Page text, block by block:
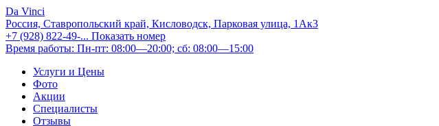
Da Vinci
Россия, Ставропольский край, Кисловодск, Парковая улица, 1Ак3
+7 (928) 822-49-... Показать номер
Время работы: Пн-пт: 08:00—20:00; сб: 08:00—15:00
Услуги и Цены
Фото
Акции
Специалисты
Отзывы